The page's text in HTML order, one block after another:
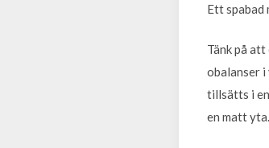
Ett spabad
Tänk på
obalanser
tillsätts i
en matt